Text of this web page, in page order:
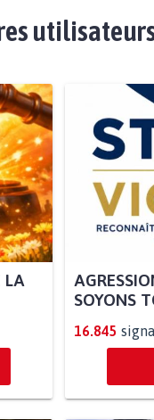
LA
SOYONS
16.845